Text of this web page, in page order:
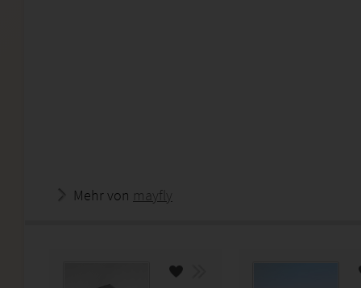
Mehr von mayfly